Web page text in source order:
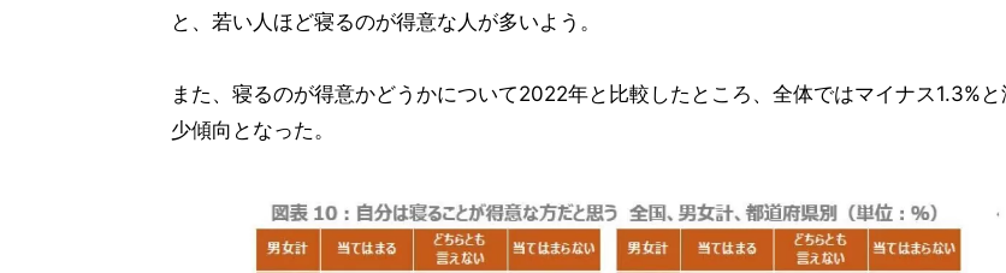
と、若い人ほど寝るのが得意な人が多いよう。
また、寝るのが得意かどうかについて2022年と比較したところ、全体ではマイナス1.3%と
少傾向となった。